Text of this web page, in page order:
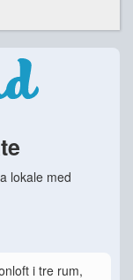
lokale med
i tre rum,